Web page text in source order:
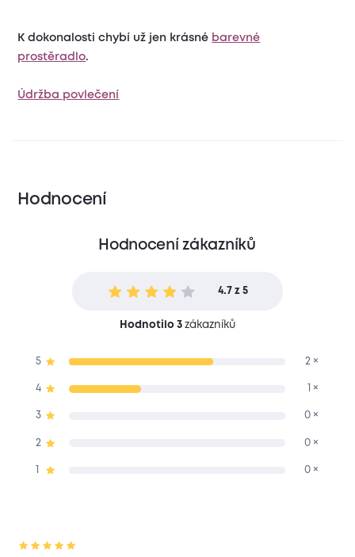
K dokonalosti chybí už jen krásné barevné
prostěradlo.
Údržba povlečení
Hodnocení
Hodnocení zákazníků
4.7 z 5
Hodnotilo 3zákazníků
5 2 ×
4 1 ×
3 0 ×
2 0 ×
0 ×